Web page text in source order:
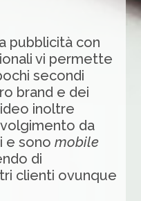
pubblicità con
vi permette
secondi
brand e dei
inoltre
da
e sonomobile
di
clienti ovunque